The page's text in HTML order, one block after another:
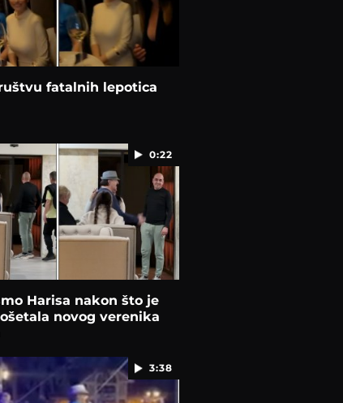
fatalnih lepotica
0:22
Harisa nakon što je
novog verenika
3:38